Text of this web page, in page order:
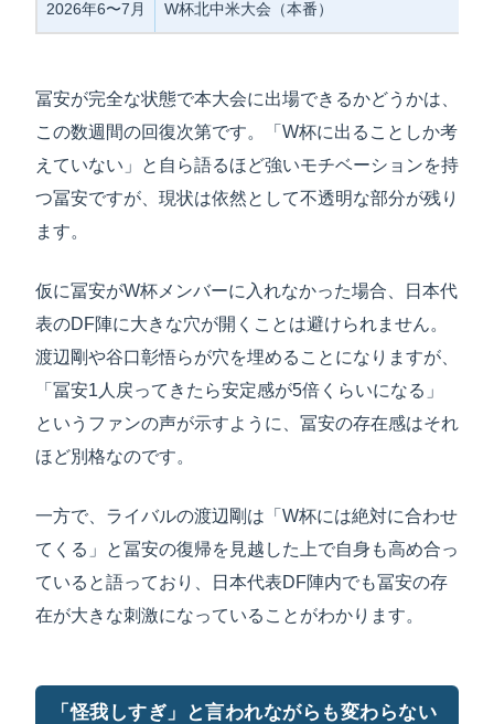
2026年6〜7月 W杯北中米大会（本番）
冨安が完全な状態で本大会に出場できるかどうかは、
この数週間の回復次第です。「W杯に出ることしか考
えていない」と自ら語るほど強いモチベーションを持
つ冨安ですが、現状は依然として不透明な部分が残り
ます。
仮に冨安がW杯メンバーに入れなかった場合、日本代
表のDF陣に大きな穴が開くことは避けられません。
渡辺剛や谷口彰悟らが穴を埋めることになりますが、
「冨安1人戻ってきたら安定感が5倍くらいになる」
というファンの声が示すように、冨安の存在感はそれ
ほど別格なのです。
一方で、ライバルの渡辺剛は「W杯には絶対に合わせ
てくる」と冨安の復帰を見越した上で自身も高め合っ
ていると語っており、日本代表DF陣内でも冨安の存
在が大きな刺激になっていることがわかります。
「怪我しすぎ」と言われながらも変わらない